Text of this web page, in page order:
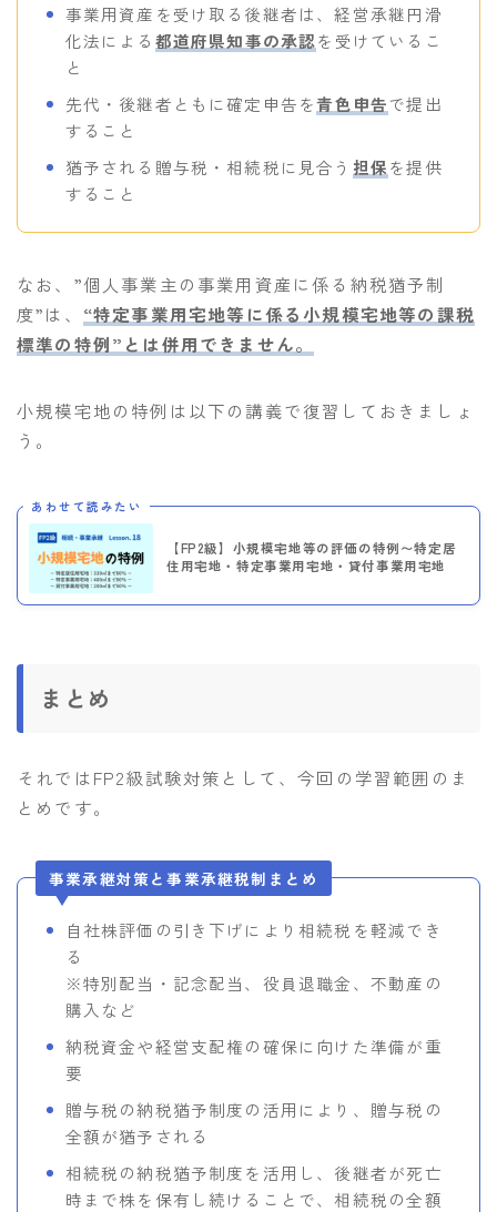
事業用資産を受け取る後継者は、経営承継円滑
化法による 都道府県知事の承認を受けているこ
と
先代・後継者ともに確定申告を青色申告で提出
すること
猶予される贈与税・相続税に見合う 担保を提供
すること
なお、”個人事業主の事業用資産に係る納税猶予制
度”は、 “特定事業用宅地等に係る小規模宅地等の課税
標準の特例”とは併用できません。
小規模宅地の特例は以下の講義で復習しておきましょ
う。
あわせて読みたい
【FP2級】小規模宅地等の評価の特例〜特定居
住用宅地・特定事業用宅地・貸付事業用宅地
まとめ
それではFP2級試験対策として、今回の学習範囲のま
とめです。
事業承継対策と事業承継税制まとめ
自社株評価の引き下げにより相続税を軽減でき
る
※特別配当・記念配当、役員退職金、不動産の
購入など
納税資金や経営支配権の確保に向けた準備が重
要
贈与税の納税猶予制度の活用により、贈与税の
全額が猶予される
相続税の納税猶予制度を活用し、後継者が死亡
時まで株を保有し続けることで、相続税の全額